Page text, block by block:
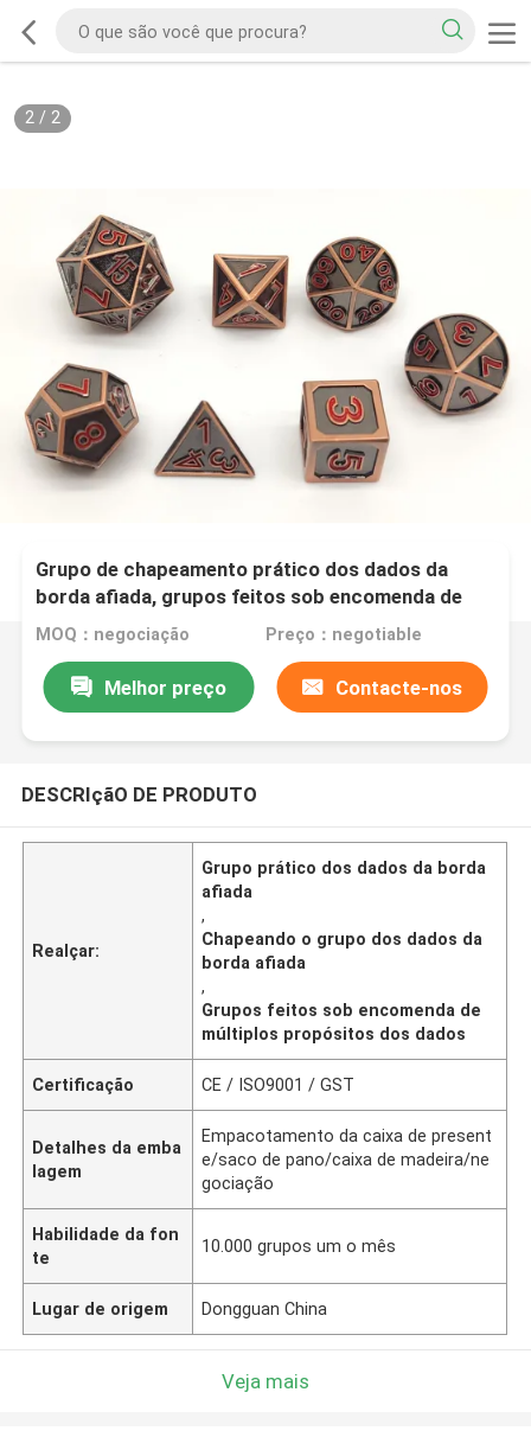
2/ 2
Grupo de chapeamento prático dos dados da
borda afiada, grupos feitos sob encomenda de
múltiplos propósitos dos dados
MOQ：negociação Preço：negotiable
Melhor preço Contacte-nos
DESCRIçãO DE PRODUTO
Realçar:
Grupo prático dos dados da borda
afiada
,
Chapeando o grupo dos dados da
borda afiada
,
Grupos feitos sob encomenda de
múltiplos propósitos dos dados
Certificação CE / ISO9001 / GST
Detalhes da emba
lagem
Empacotamento da caixa de present
e/saco de pano/caixa de madeira/ne
gociação
Habilidade da fon
te
10.000 grupos um o mês
Lugar de origem Dongguan China
Veja mais